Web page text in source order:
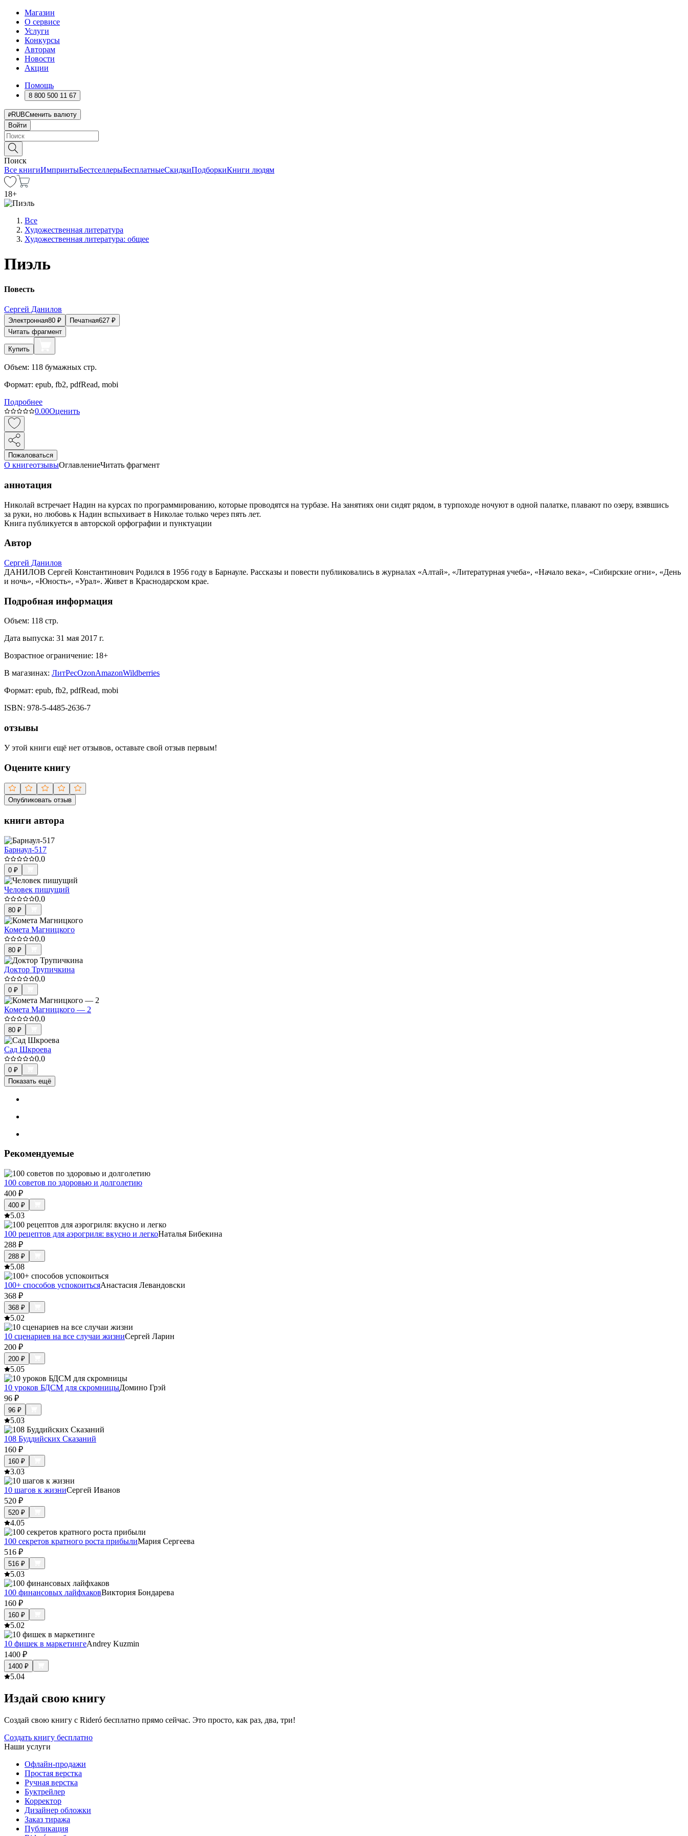
Магазин
О сервисе
Услуги
Конкурсы
Авторам
Новости
Акции
Помощь
8 800 500 11 67
RUBСменить валюту
Войти
Поиск
Все книгиИмпринтыБестселлерыБесплатныеСкидкиПодборкиКниги людям
18+
Все
Художественная литература
Художественная литература: общее
Пиэль
Повесть
Сергей Данилов
Электронная80 ₽ Печатная627 ₽
Читать фрагмент
Купить
Объем: 118 бумажных стр.
Формат: epub, fb2, pdfRead, mobi
Подробнее
0.00Оценить
Пожаловаться
О книгеотзывыОглавлениеЧитать фрагмент
аннотация
Николай встречает Надин на курсах по программированию, которые проводятся на турбазе. На занятиях они сидят рядом, в турпоходе ночуют в одной палатке, плавают по озеру, взявшись
за руки, но любовь к Надин вспыхивает в Николае только через пять лет.
Книга публикуется в авторской орфографии и пунктуации
Автор
Сергей Данилов
ДАНИЛОВ Сергей Константинович Родился в 1956 году в Барнауле. Рассказы и повести публиковались в журналах «Алтай», «Литературная учеба», «Начало века», «Сибирские огни», «День
и ночь», «Юность», «Урал». Живет в Краснодарском крае.
Подробная информация
Объем: 118 стр.
Дата выпуска: 31 мая 2017 г.
Возрастное ограничение: 18+
В магазинах: ЛитРесOzonAmazonWildberries
Формат: epub, fb2, pdfRead, mobi
ISBN: 978-5-4485-2636-7
отзывы
У этой книги ещё нет отзывов, оставьте свой отзыв первым!
Оцените книгу
Опубликовать отзыв
книги автора
Барнаул-517
0.0
0 ₽
Человек пишущий
0.0
80 ₽
Комета Магницкого
0.0
80 ₽
Доктор Трупичкина
0.0
0 ₽
Комета Магницкого — 2
0.0
80 ₽
Сад Шкроева
0.0
0 ₽
Показать ещё
Рекомендуемые
100 советов по здоровью и долголетию
400 ₽
400 ₽
5.03
100 рецептов для аэрогриля: вкусно и легкоНаталья Бибекина
288 ₽
288 ₽
5.08
100+ способов успокоитьсяАнастасия Левандовски
368 ₽
368 ₽
5.02
10 сценариев на все случаи жизниСергей Ларин
200 ₽
200 ₽
5.05
10 уроков БДСМ для скромницыДомино Грэй
96 ₽
96 ₽
5.03
108 Буддийских Сказаний
160 ₽
160 ₽
3.03
10 шагов к жизниСергей Иванов
520 ₽
520 ₽
4.05
100 секретов кратного роста прибылиМария Сергеева
516 ₽
516 ₽
5.03
100 финансовых лайфхаковВиктория Бондарева
160 ₽
160 ₽
5.02
10 фишек в маркетингеAndrey Kuzmin
1400 ₽
1400 ₽
5.04
Издай свою книгу
Создай свою книгу с Rideró бесплатно прямо сейчас. Это просто, как раз, два, три!
Создать книгу бесплатно
Наши услуги
Офлайн-продажи
Простая верстка
Ручная верстка
Буктрейлер
Корректор
Дизайнер обложки
Заказ тиража
Публикация